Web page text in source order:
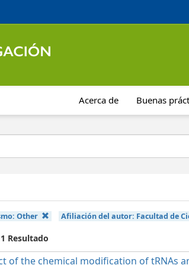
Acerca de Buenas
Other Afiliación del autor: Facultad de
Resultado
of the chemical modification of tRNAs